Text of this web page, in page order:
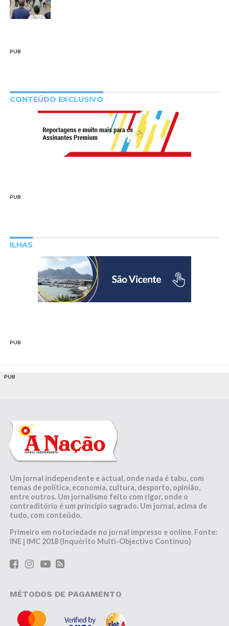
PUB
CONTEÚDO EXCLUSIVO
PUB
ILHAS
PUB
PUB
Um jornal independente e actual, onde nada é tabu, com
temas de política, economia, cultura, desporto, opinião,
entre outros. Um jornalismo feito com rigor, onde o
contraditório é um princípio sagrado. Um jornal, acima de
tudo, com conteúdo.
Primeiro em notoriedade no jornal impresso e online. Fonte:
INE | IMC 2018 (Inquérito Multi-Objectivo Contínuo)
MÉTODOS DE PAGAMENTO